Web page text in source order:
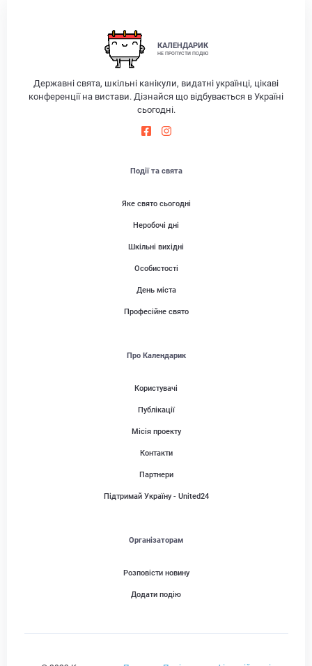
КАЛЕНДАРИК
НЕ ПРОПУСТИ ПОДІЮ
Державні свята, шкільні канікули, видатні українці, цікаві
конференції на вистави. Дізнайся що відбувається в Україні
сьогодні.
Події та свята
Яке свято сьогодні
Неробочі дні
Шкільні вихідні
Особистості
День міста
Професійне свято
Про Календарик
Користувачі
Публікації
Місія проекту
Контакти
Партнери
Підтримай Україну - United24
Організаторам
Розповісти новину
Додати подію